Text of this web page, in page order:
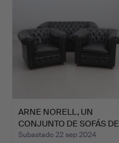
ARNE NORELL, UN
CONJUNTO DE SOFÁS DE
TRES …
Subastado 22 sep 2024